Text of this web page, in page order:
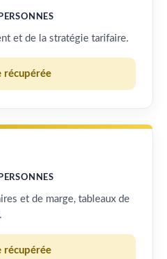
et de la stratégie tarifaire.
récupérée
et de marge, tableaux de
récupérée